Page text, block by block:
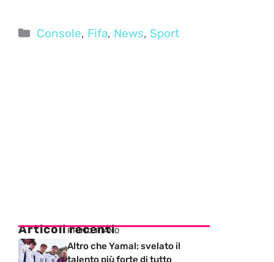
Categorie
Console, Fifa, News, Sport
Articoli recenti
PRIMO PIANO
Altro che Yamal: svelato il
talento più forte di tutto